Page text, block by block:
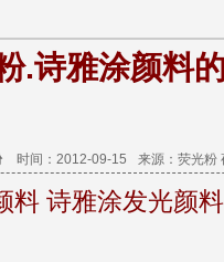
.诗雅涂颜料
时间：2012-09-15 来源：荧光粉
料 诗雅涂发光颜